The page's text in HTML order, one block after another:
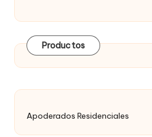
Productos
Apoderados Residenciales